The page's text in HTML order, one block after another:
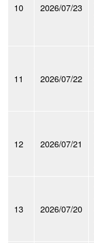
10 2026/07/23
11 2026/07/22
12 2026/07/21
13 2026/07/20